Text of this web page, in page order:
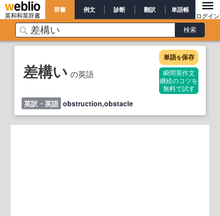
英和和英辞書
辞書 例文 診断 翻訳 単語帳
ログイン
差構い の英語
単語を保存
瞬間英作文
継続のコツを
無料で試す
英訳・英語 obstruction,obstacle